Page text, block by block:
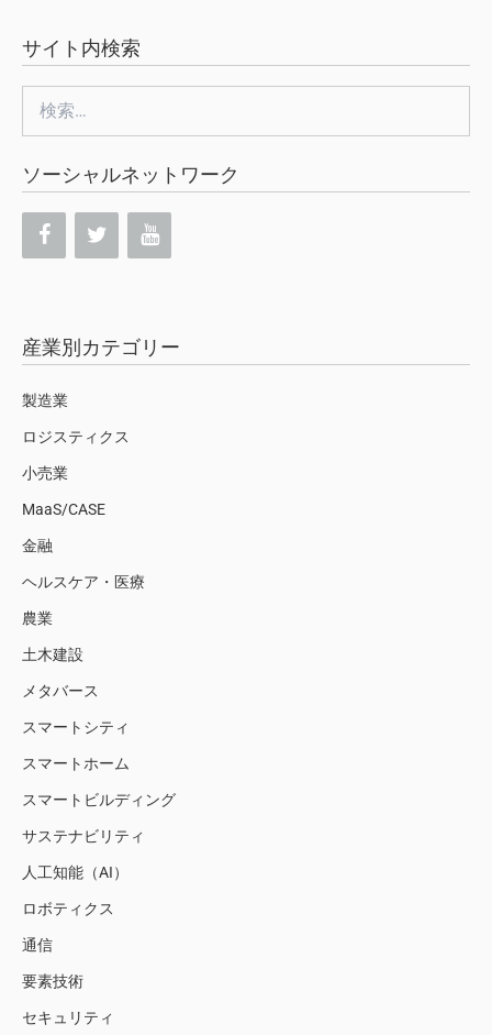
サイト内検索
索:
ソーシャルネットワーク
産業別カテゴリー
製造業
ロジスティクス
小売業
MaaS/CASE
金融
ヘルスケア・医療
農業
土木建設
メタバース
スマートシティ
スマートホーム
スマートビルディング
サステナビリティ
人工知能（AI）
ロボティクス
通信
要素技術
セキュリティ